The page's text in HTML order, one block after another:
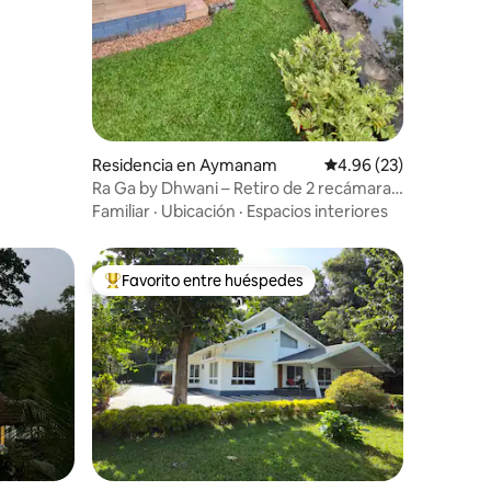
Residencia en Aymanam Calificación
4.96 (23)
Ra Ga by Dhwani – Retiro de 2 recámaras
junto al río
Familiar · Ubicación · Espacios interiores
De los mejores en Favorito entre huéspedes
Favorito entre huéspedes